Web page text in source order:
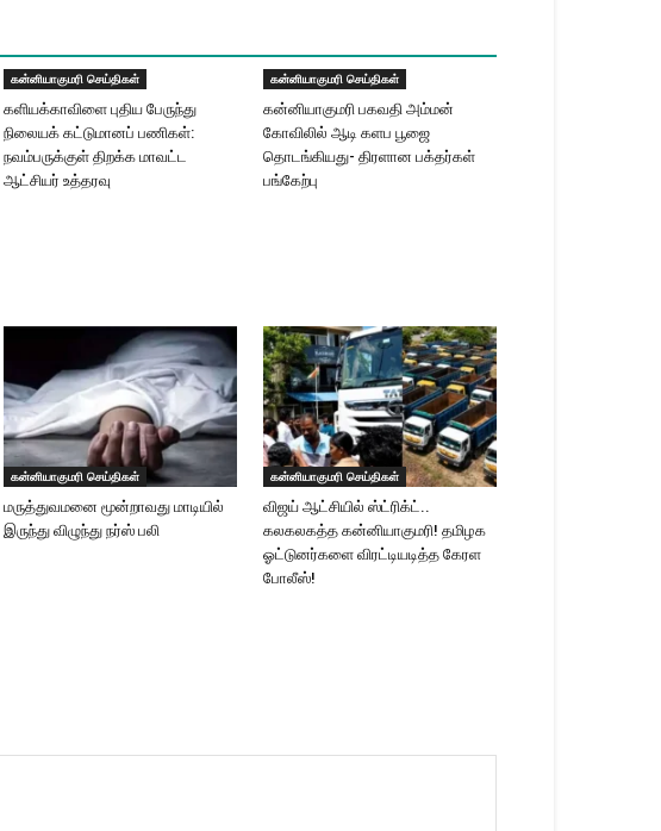
கன்னியாகுமரி செய்திகள்
களியக்காவிளை புதிய பேருந்து
நிலையக் கட்டுமானப் பணிகள்:
நவம்பருக்குள் திறக்க மாவட்ட
ஆட்சியர் உத்தரவு
கன்னியாகுமரி செய்திகள்
கன்னியாகுமரி பகவதி அம்மன்
கோவிலில் ஆடி களப பூஜை
தொடங்கியது- திரளான பக்தர்கள்
பங்கேற்பு
கன்னியாகுமரி செய்திகள்
மருத்துவமனை மூன்றாவது மாடியில்
இருந்து விழுந்து நர்ஸ் பலி
கன்னியாகுமரி செய்திகள்
விஜய் ஆட்சியில் ஸ்ட்ரிக்ட்..
கலகலகத்த கன்னியாகுமரி! தமிழக
ஓட்டுனர்களை விரட்டியடித்த கேரள
போலீஸ்!